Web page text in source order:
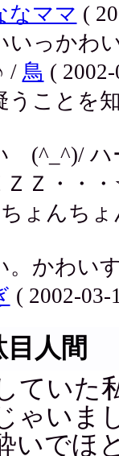
なママ (
いっかわ
/ 鳥 (
うことを
(^_^)/
ＺＺ・
ょんちょ
。かわい
( 2002-03-
人間
ていた
ゃいま
いでほ